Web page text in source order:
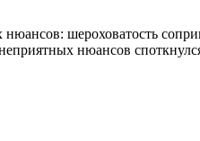
шероховатость
нюансов